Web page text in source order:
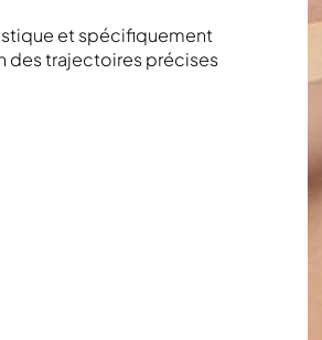
et spécifiquement
des trajectoires précises